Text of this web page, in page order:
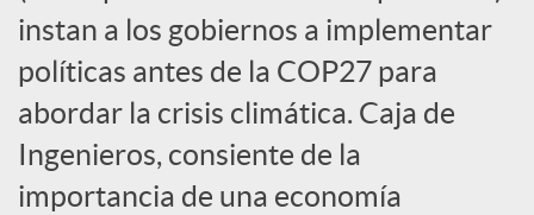
e
s
instan a los gobiernos a implementar
políticas antes de la COP27 para
abordar la crisis climática. Caja de
Ingenieros, consiente de la
importancia de una economía